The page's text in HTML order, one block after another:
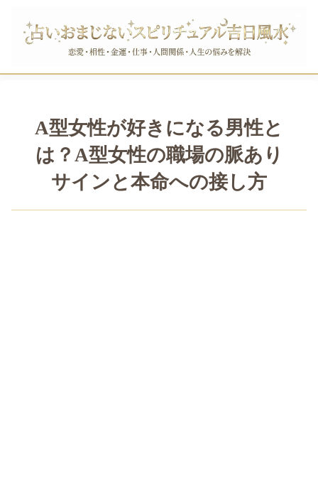
A型女性が好きになる男性と
は？A型女性の職場の脈あり
サインと本命への接し方